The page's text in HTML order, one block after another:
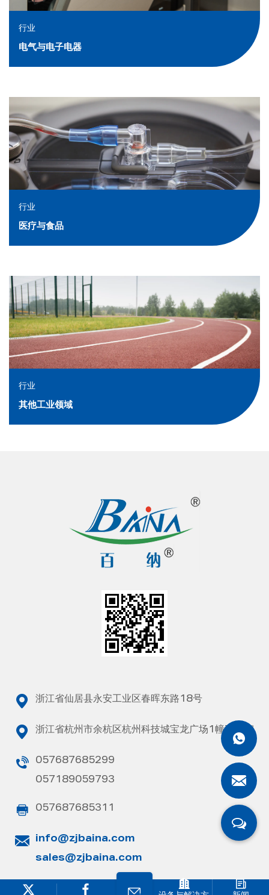
行业
电气与电子电器
行业
医疗与食品
行业
其他工业领域
浙江省仙居县永安工业区春晖东路18号
浙江省杭州市余杭区杭州科技城宝龙广场1幢707室
057687685299
057189059793
057687685311
info@zjbaina.com
sales@zjbaina.com
Whatsapp